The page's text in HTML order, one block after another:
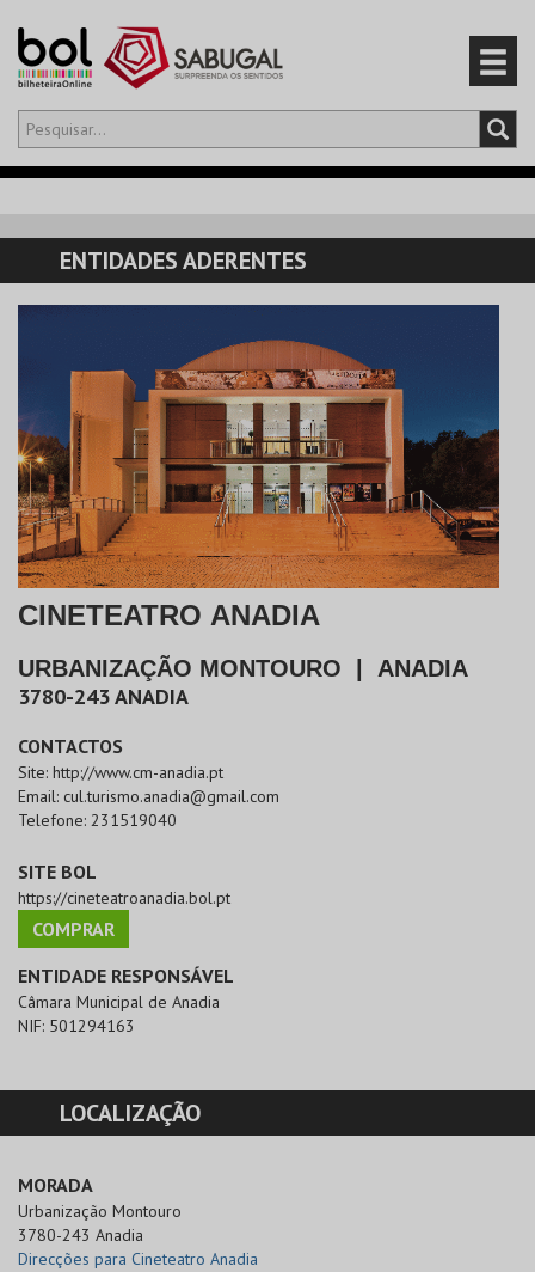
Olá,iniciar sessão
CARRINHO
EVENTOS
PRODUTOS
ENTIDADES ADERENTES
CINETEATRO ANADIA
URBANIZAÇÃO MONTOURO ANADIA
3780-243ANADIA
CONTACTOS
Site: http://www.cm-anadia.pt
Email: cul.turismo.anadia@gmail.com
Telefone: 231519040
SITE BOL
https://cineteatroanadia.bol.pt
COMPRAR
ENTIDADE RESPONSÁVEL
Câmara Municipal de Anadia
NIF: 501294163
LOCALIZAÇÃO
MORADA
Urbanização Montouro
3780-243 Anadia
Direcções para Cineteatro Anadia